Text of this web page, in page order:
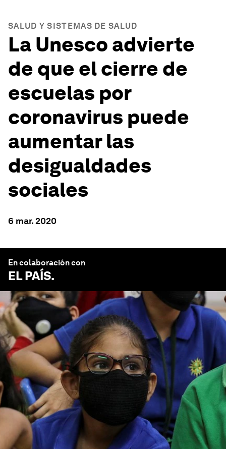
SALUD Y SISTEMAS DE SALUD
La Unesco advierte
de que el cierre de
escuelas por
coronavirus puede
aumentar las
desigualdades
sociales
6 mar. 2020
En colaboración con
EL PAÍS.